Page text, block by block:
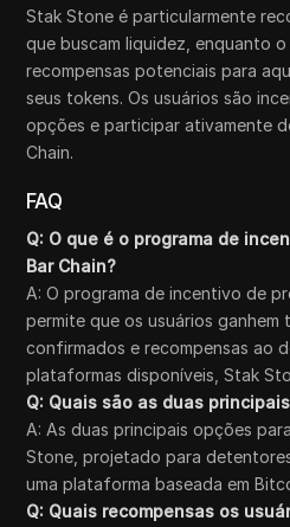
Stak Stone é particularmente
que buscam liquidez, enquanto
recompensas potenciais para
seus tokens. Os usuários são
opções e participar ativamente
Chain.
FAQ
Q: O que é o programa de
Bar Chain?
A: O programa de incentivo de
permite que os usuários ganhem
confirmados e recompensas ao
plataformas disponíveis, Stak
Q: Quais são as duas
A: As duas principais opções
Stone, projetado para
uma plataforma baseada em
Q: Quais recompensas os